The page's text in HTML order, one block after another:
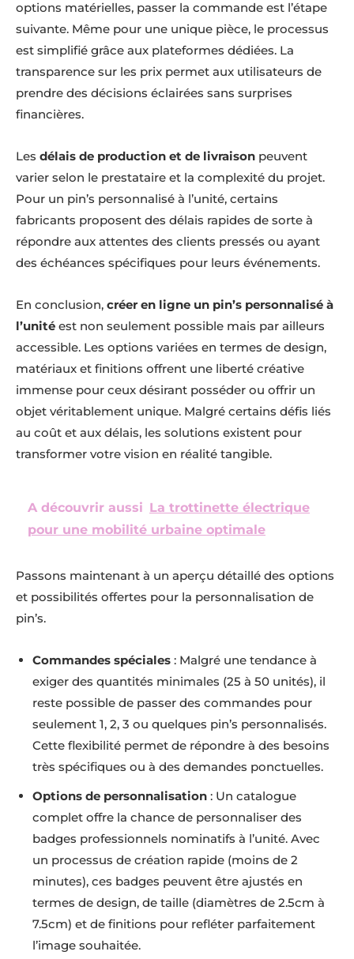
options matérielles, passer la commande est l’étape
suivante. Même pour une unique pièce, le processus
est simplifié grâce aux plateformes dédiées. La
transparence sur les prix permet aux utilisateurs de
prendre des décisions éclairées sans surprises
financières.
Les délais de production et de livraison peuvent
varier selon le prestataire et la complexité du projet.
Pour un pin’s personnalisé à l’unité, certains
fabricants proposent des délais rapides de sorte à
répondre aux attentes des clients pressés ou ayant
des échéances spécifiques pour leurs événements.
En conclusion, créer en ligne un pin’s personnalisé à
l’unité est non seulement possible mais par ailleurs
accessible. Les options variées en termes de design,
matériaux et finitions offrent une liberté créative
immense pour ceux désirant posséder ou offrir un
objet véritablement unique. Malgré certains défis liés
au coût et aux délais, les solutions existent pour
transformer votre vision en réalité tangible.
A découvrir aussi La trottinette électrique
pour une mobilité urbaine optimale
Passons maintenant à un aperçu détaillé des options
et possibilités offertes pour la personnalisation de
pin’s.
Commandes spéciales : Malgré une tendance à
exiger des quantités minimales (25 à 50 unités), il
reste possible de passer des commandes pour
seulement 1, 2, 3 ou quelques pin’s personnalisés.
Cette flexibilité permet de répondre à des besoins
très spécifiques ou à des demandes ponctuelles.
Options de personnalisation : Un catalogue
complet offre la chance de personnaliser des
badges professionnels nominatifs à l’unité. Avec
un processus de création rapide (moins de 2
minutes), ces badges peuvent être ajustés en
termes de design, de taille (diamètres de 2.5cm à
7.5cm) et de finitions pour refléter parfaitement
l’image souhaitée.